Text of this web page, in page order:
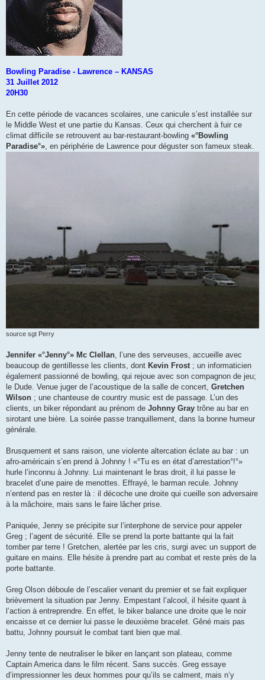
Bowling Paradise - Lawrence – KANSAS
31 Juillet 2012
20H30
En cette période de vacances scolaires, une canicule s’est installée sur
le Middle West et une partie du Kansas. Ceux qui cherchent à fuir ce
climat difficile se retrouvent au bar-restaurant-bowling «°Bowling
Paradise°», en périphérie de Lawrence pour déguster son fameux steak.
source sgt Perry
Jennifer «°Jenny°» Mc Clellan , l’une des serveuses, accueille avec
beaucoup de gentillesse les clients, dont Kevin Frost ; un informaticien
également passionné de bowling, qui rejoue avec son compagnon de jeu;
le Dude. Venue juger de l’acoustique de la salle de concert, Gretchen
Wilson ; une chanteuse de country music est de passage. L’un des
clients, un biker répondant au prénom de Johnny Gray trône au bar en
sirotant une bière. La soirée passe tranquillement, dans la bonne humeur
générale.
Brusquement et sans raison, une violente altercation éclate au bar : un
afro-américain s’en prend à Johnny ! «°Tu es en état d’arrestation°!°»
hurle l’inconnu à Johnny. Lui maintenant le bras droit, il lui passe le
bracelet d’une paire de menottes. Effrayé, le barman recule. Johnny
n’entend pas en rester là : il décoche une droite qui cueille son adversaire
à la mâchoire, mais sans le faire lâcher prise.
Paniquée, Jenny se précipite sur l’interphone de service pour appeler
Greg ; l’agent de sécurité. Elle se prend la porte battante qui la fait
tomber par terre ! Gretchen, alertée par les cris, surgi avec un support de
guitare en mains. Elle hésite à prendre part au combat et reste près de la
porte battante.
Greg Olson déboule de l’escalier venant du premier et se fait expliquer
brièvement la situation par Jenny. Empestant l’alcool, il hésite quant à
l’action à entreprendre. En effet, le biker balance une droite que le noir
encaisse et ce dernier lui passe le deuxième bracelet. Gêné mais pas
battu, Johnny poursuit le combat tant bien que mal.
Jenny tente de neutraliser le biker en lançant son plateau, comme
Captain America dans le film récent. Sans succès. Greg essaye
d’impressionner les deux hommes pour qu’ils se calment, mais n’y